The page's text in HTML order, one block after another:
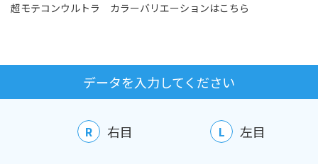
超モテコンウルトラ カラーバリエーションはこちら
データを入力してください
R 右目 L 左目